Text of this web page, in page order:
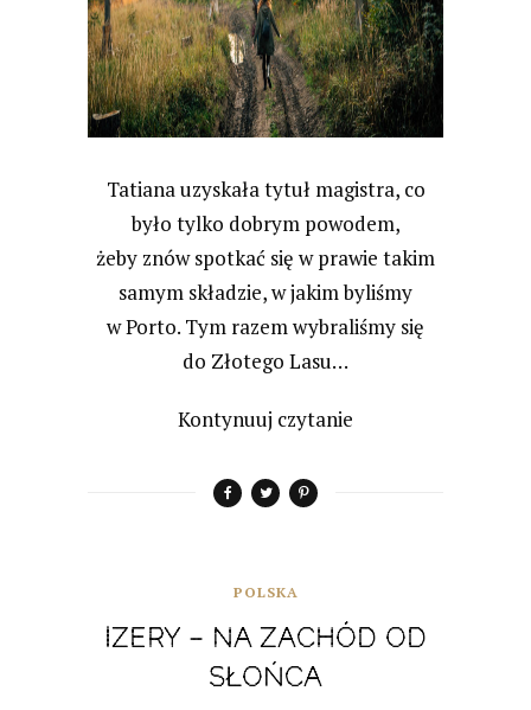
Tatiana uzyskała tytuł magistra, co
było tylko dobrym powodem,
żeby znów spotkać się w prawie takim
samym składzie, w jakim byliśmy
w Porto. Tym razem wybraliśmy się
do Złotego Lasu…
Kontynuuj czytanie
POLSKA
IZERY – NA ZACHÓD OD
SŁOŃCA